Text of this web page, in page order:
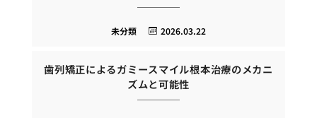
2026.03.22
未分類
歯列矯正によるガミースマイル根本治療のメカニ
ズムと可能性